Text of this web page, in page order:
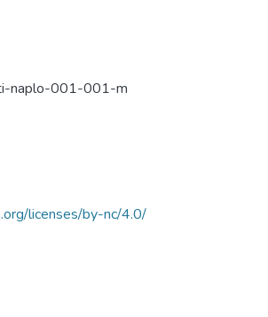
naplo-001-001-m
licenses/by-nc/4.0/